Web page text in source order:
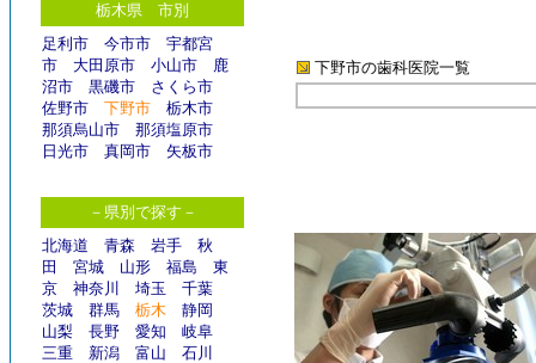
栃木県 市別
足利市
今市市
宇都宮
市
大田原市 小山市
鹿
沼市
黒磯市
さくら市
佐野市
下野市
栃木市
那須烏山市
那須塩原市
日光市
真岡市 矢板市
－県別で探す－
北海道
青森 岩手
秋
田
宮城 山形 福島
東
京
神奈川 埼玉
千葉
茨城
群馬 栃木
静岡
山梨
長野 愛知
岐阜
三重
新潟 富山
石川
下野市の歯科医院一覧